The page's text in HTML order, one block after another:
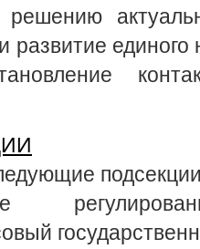
развитие единого